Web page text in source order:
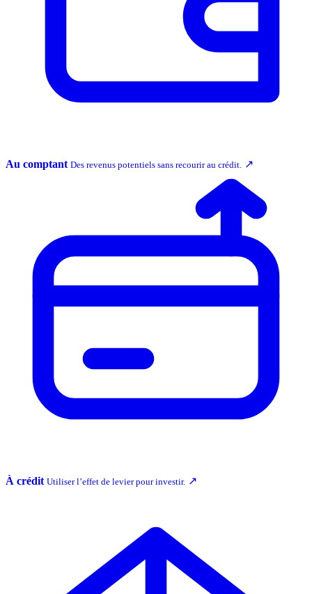
Au comptant Des revenus potentiels sans recourir au crédit. ↗
À crédit Utiliser l’effet de levier pour investir. ↗